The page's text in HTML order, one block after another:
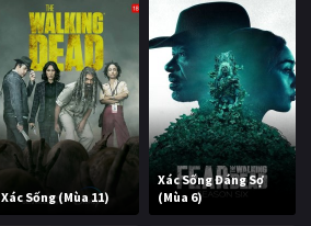
Xác Sống (Mùa 11)
Xác Sống Đáng Sợ
(Mùa 6)